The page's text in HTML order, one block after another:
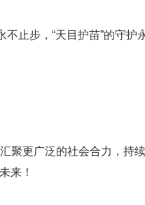
止步，“天目护苗”的守
更广泛的社会合力，持续
来！